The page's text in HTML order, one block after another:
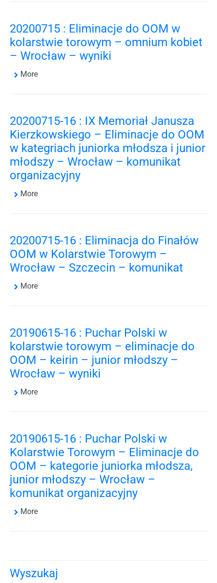
20200715 : Eliminacje do OOM w
kolarstwie torowym – omnium kobiet
– Wrocław – wyniki
More
20200715-16 : IX Memoriał Janusza
Kierzkowskiego – Eliminacje do OOM
w kategriach juniorka młodsza i junior
młodszy – Wrocław – komunikat
organizacyjny
More
20200715-16 : Eliminacja do Finałów
OOM w Kolarstwie Torowym –
Wrocław – Szczecin – komunikat
More
20190615-16 : Puchar Polski w
kolarstwie torowym – eliminacje do
OOM – keirin – junior młodszy –
Wrocław – wyniki
More
20190615-16 : Puchar Polski w
Kolarstwie Torowym – Eliminacje do
OOM – kategorie juniorka młodsza,
junior młodszy – Wrocław –
komunikat organizacyjny
More
Wyszukaj